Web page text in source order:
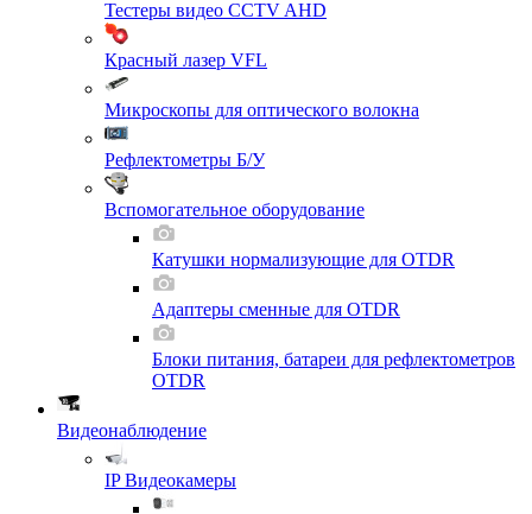
Тестеры видео CCTV AHD
Красный лазер VFL
Микроскопы для оптического волокна
Рефлектометры Б/У
Вспомогательное оборудование
Катушки нормализующие для OTDR
Адаптеры сменные для OTDR
Блоки питания, батареи для рефлектометров
OTDR
Видеонаблюдение
IP Видеокамеры